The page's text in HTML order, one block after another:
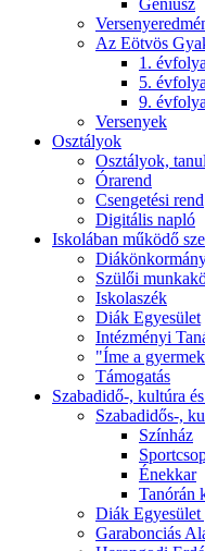
Géniusz
Az Eötvös
1.
5.
9.
Versenyek
Osztályok
Osztályok,
Órarend
Csengetési rend
Digitális napló
Iskolában működő
Szülői
Iskolaszék
Diák Egyesület
Intézményi
"Íme a
Támogatás
Szabadidő-, kultúra
Szabadidős-,
Színház
Énekkar
Tanórán
Diák Egyesület
Garabonciás